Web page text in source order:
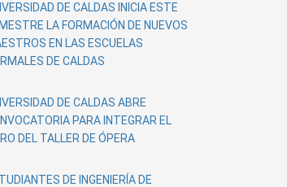
DE CALDAS INICIA ESTE
LA FORMACIÓN DE NUEVOS
EN LAS ESCUELAS
DE CALDAS
DE CALDAS ABRE
PARA INTEGRAR EL
DEL TALLER DE ÓPERA
DE INGENIERÍA DE